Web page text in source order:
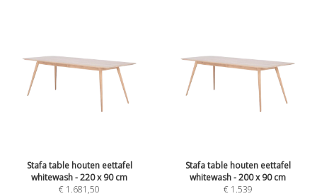
Stafa table houten eettafel
whitewash - 220 x 90 cm
€ 1.681,50
Stafa table houten eettafel
whitewash - 200 x 90 cm
€ 1.539